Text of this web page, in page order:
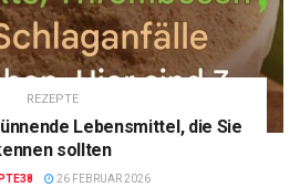
REZEPTE
Lebensmittel, die Sie
sollten
26 FEBRUAR 2026